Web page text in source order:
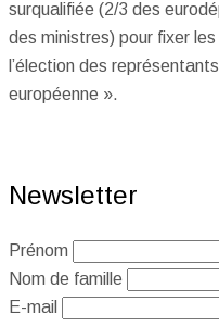
surqualifiée (2/3 des
des ministres) pour fixer
l’élection des
européenne ».
Newsletter
Prénom
Nom de famille
E-mail